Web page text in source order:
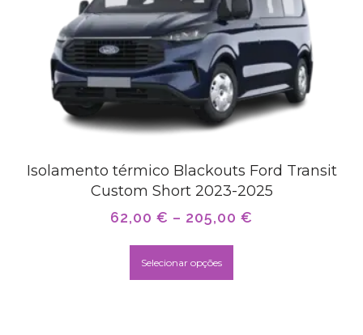
Isolamento térmico Blackouts Ford Transit
Custom Short 2023-2025
62,00 € – 205,00 €
Selecionar opções